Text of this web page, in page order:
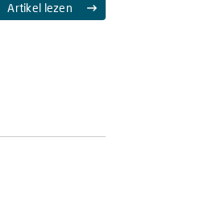
Artikel lezen